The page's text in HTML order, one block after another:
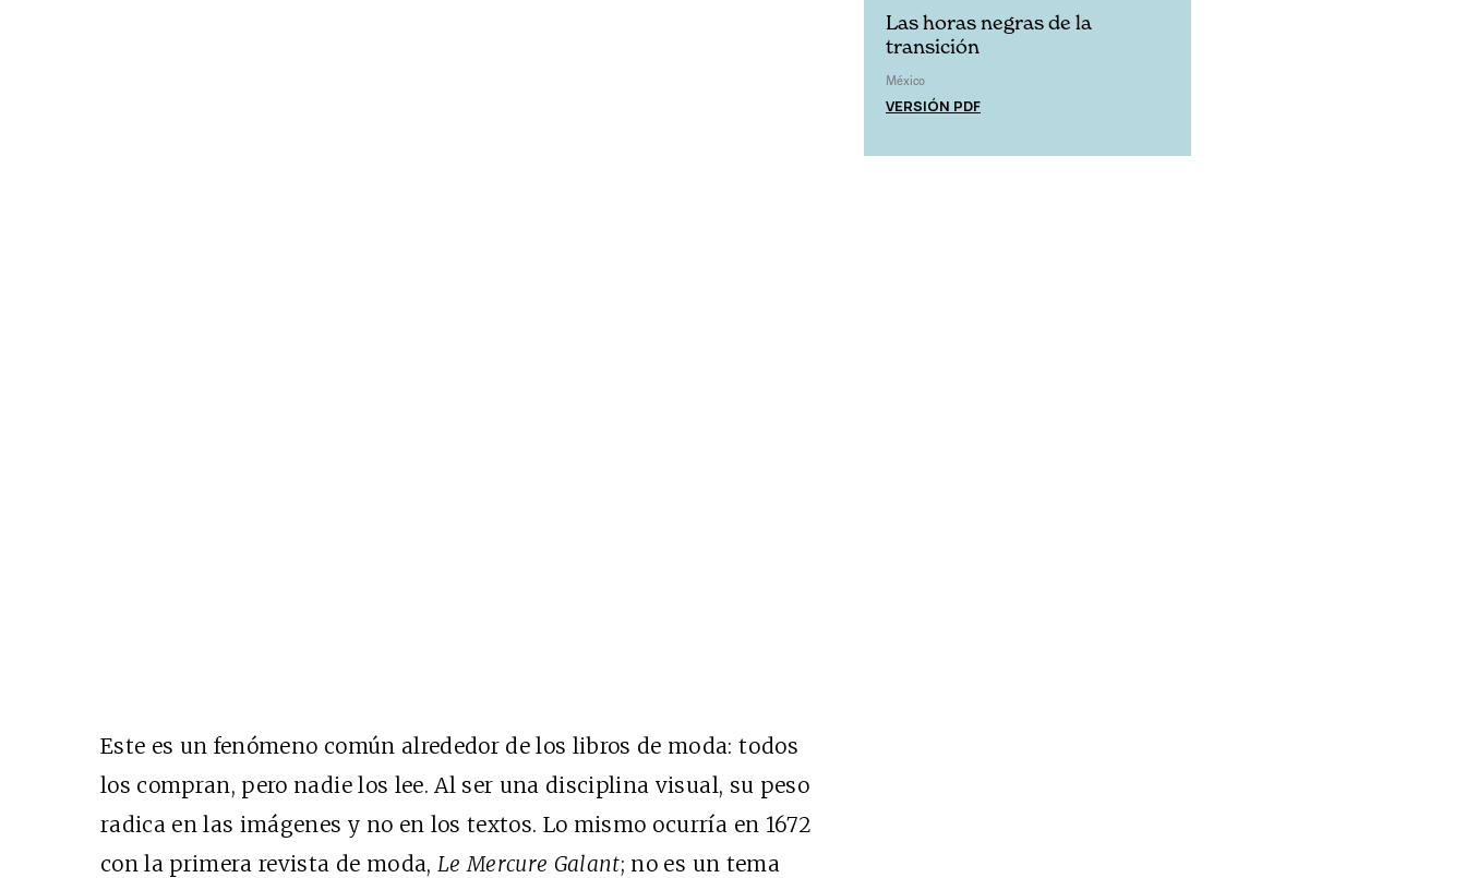
Este es un fenómeno común alrededor de los libros de moda: todos
los compran, pero nadie los lee. Al ser una disciplina visual, su peso
radica en las imágenes y no en los textos. Lo mismo ocurría en 1672
con la primera revista de moda, Le Mercure Galant; no es un tema
Las horas negras de la
transición
México
VERSIÓN PDF